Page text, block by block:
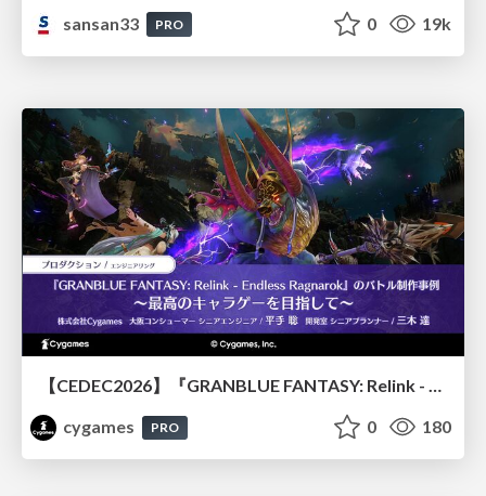
sansan33
PRO 0 19k
【CEDEC2026】『GRANBLUE FANTASY: Relink - Endless Ragnarok』のバトル制作事例 ～最高のキャラゲーを目指して～
cygames
PRO 0 180